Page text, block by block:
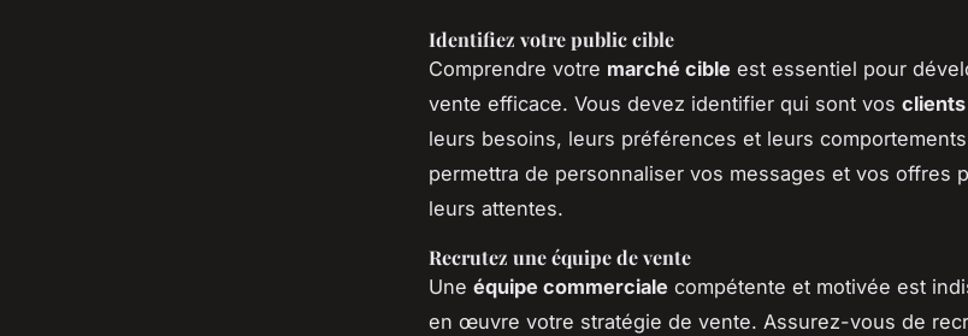
Identifiez votre public cible
Comprendre votre marché cible est essentiel pour
vente efficace. Vous devez identifier qui sont vos
leurs besoins, leurs préférences et leurs
permettra de personnaliser vos messages et vos offres
leurs attentes.
Recrutez une équipe de vente
Une équipe commerciale compétente et motivée est
en œuvre votre stratégie de vente. Assurez-vous de